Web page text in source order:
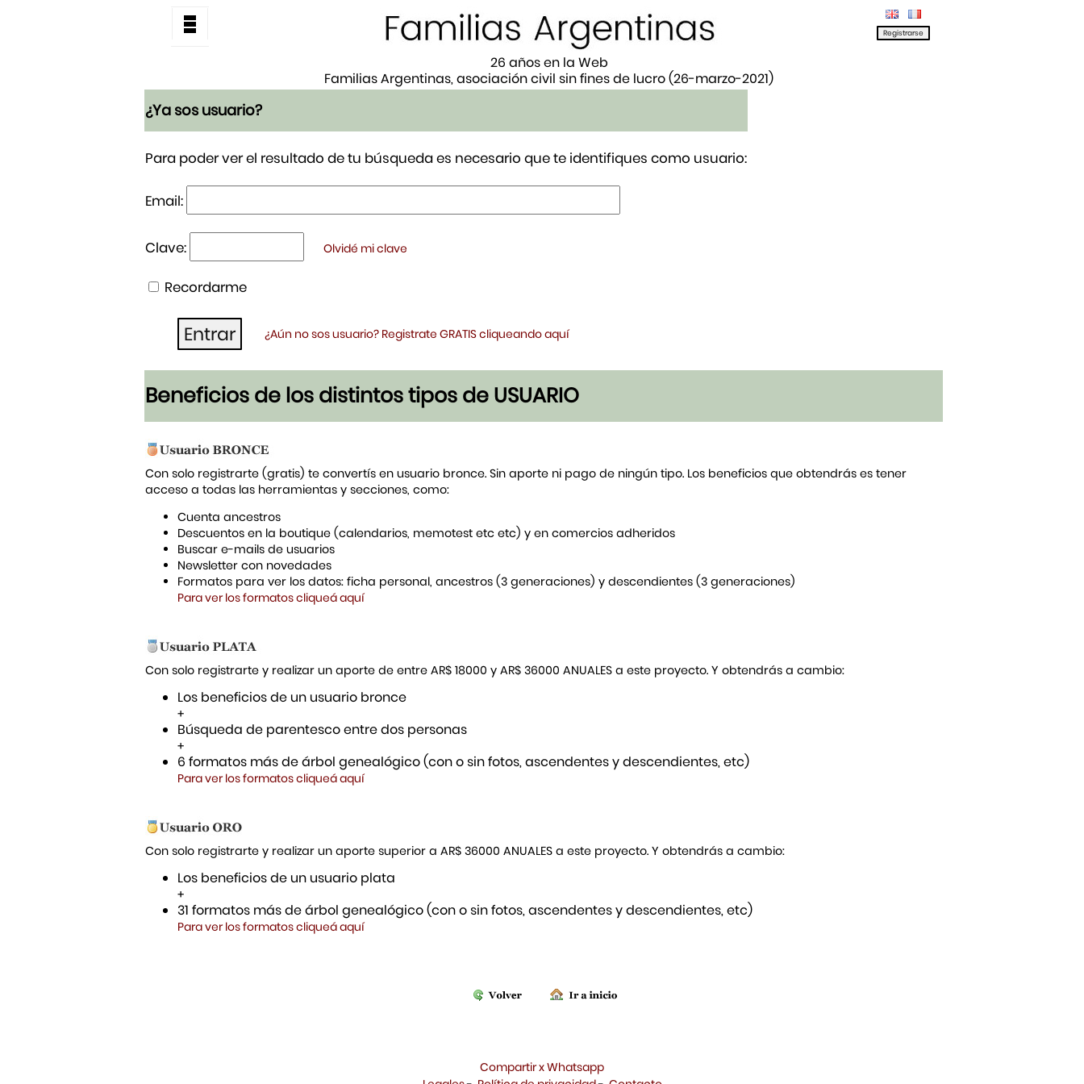
26 años en la Web
Familias Argentinas, asociación civil sin fines de lucro (26-marzo-2021)
¿Ya sos usuario?
Para poder ver el resultado de tu búsqueda es necesario que te identifiques como usuario:
Email:
Clave: Olvidé mi clave
Recordarme
¿Aún no sos usuario? Registrate GRATIS cliqueando aquí
Beneficios de los distintos tipos de USUARIO
Con solo registrarte (gratis) te convertís en usuario bronce. Sin aporte ni pago de ningún tipo. Los beneficios que obtendrás es tener
acceso a todas las herramientas y secciones, como:
Cuenta ancestros
Descuentos en la boutique (calendarios, memotest etc etc) y en comercios adheridos
Buscar e-mails de usuarios
Newsletter con novedades
Formatos para ver los datos: ficha personal, ancestros (3 generaciones) y descendientes (3 generaciones)
Para ver los formatos cliqueá aquí
Con solo registrarte y realizar un aporte de entre AR$ 18000 y AR$ 36000 ANUALES a este proyecto. Y obtendrás a cambio:
Los beneficios de un usuario bronce
+
Búsqueda de parentesco entre dos personas
+
6 formatos más de árbol genealógico (con o sin fotos, ascendentes y descendientes, etc)
Para ver los formatos cliqueá aquí
Con solo registrarte y realizar un aporte superior a AR$ 36000 ANUALES a este proyecto. Y obtendrás a cambio:
Los beneficios de un usuario plata
+
31 formatos más de árbol genealógico (con o sin fotos, ascendentes y descendientes, etc)
Para ver los formatos cliqueá aquí
Compartir x Whatsapp